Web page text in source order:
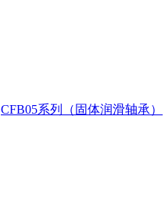
CFB05系列（固体润滑轴承）